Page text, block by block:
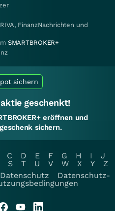
FinanzNachrichten und
SMARTBROKER+
sichern
geschenkt!
eröffnen und
sichern.
C D E F G H I
J
S T U V W X Y
Z
Datenschutz
Datenschutz-